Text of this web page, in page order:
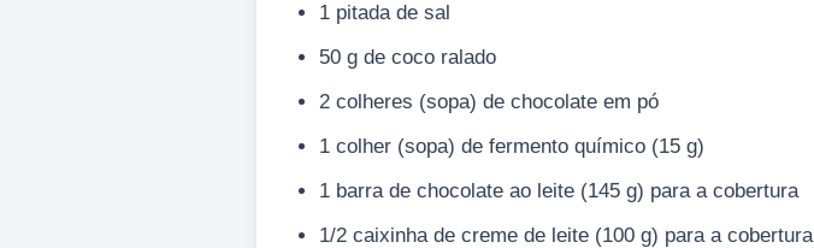
1 pitada de sal
50 g de coco ralado
2 colheres (sopa) de chocolate em pó
1 colher (sopa) de fermento químico (15 g)
1 barra de chocolate ao leite (145 g) para a cobertura
1/2 caixinha de creme de leite (100 g) para a cobertura